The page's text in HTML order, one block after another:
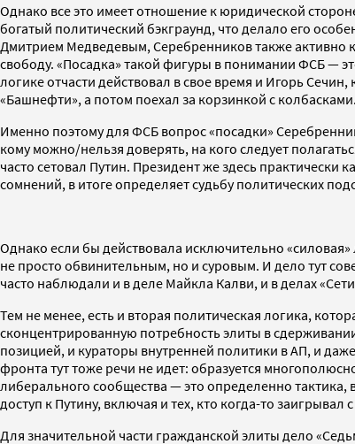
Однако все это имеет отношение к юридической
богатый политический бэкграунд, что делало его
Дмитрием Медведевым, Серебренников также активно
свободу. «Посадка» такой фигуры в понимании ФСБ —
логике отчасти действовал в свое время и Игорь
«Башнефти», а потом поехал за корзинкой с
Именно поэтому для ФСБ вопрос «посадки»
кому можно/нельзя доверять, на кого следует
часто сетовал Путин. Президент же здесь
сомнений, в итоге определяет судьбу политических
Однако если бы действовала исключительно
не просто обвинительным, но и суровым. И дело тут
часто наблюдали и в деле Майкла Калви, и в делах
Тем не менее, есть и вторая политическая логика,
сконцентрированную потребность элиты в
позицией, и кураторы внутренней политики в АП, и
фронта тут тоже речи не идет: образуется
либерального сообщества — это определенно тактика,
доступ к Путину, включая и тех, кто когда-то заигрывал
Для значительной части гражданской элиты дело